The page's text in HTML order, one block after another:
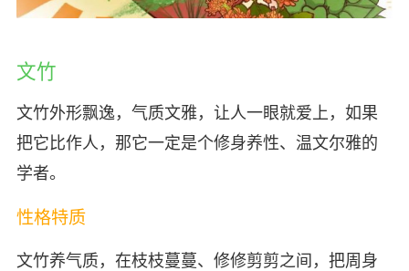
文竹
文竹外形飘逸，气质文雅，让人一眼就爱上，如果
把它比作人，那它一定是个修身养性、温文尔雅的
学者。
性格特质
文竹养气质，在枝枝蔓蔓、修修剪剪之间，把周身